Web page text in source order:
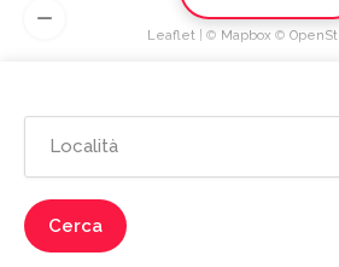
Cerca
Leaflet | © Mapbox ©